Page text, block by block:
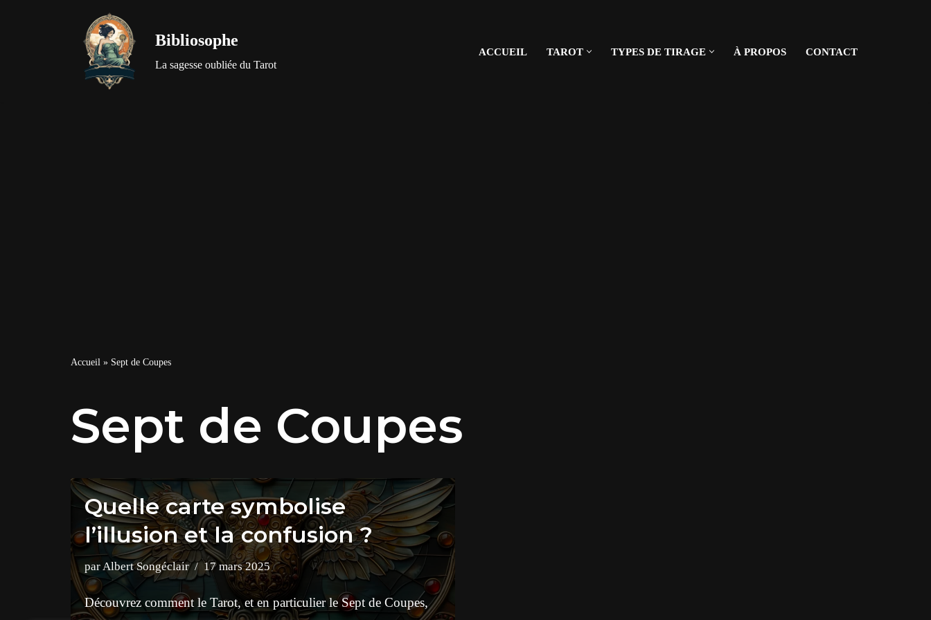
Bibliosophe
La sagesse oubliée du Tarot
ACCUEIL TAROT TYPES DE TIRAGE À PROPOS CONTACT
Accueil » Sept de Coupes
Sept de Coupes
Quelle carte symbolise
l’illusion et la confusion ?
parAlbert Songéclair 17 mars 2025
Découvrez comment le Tarot, et en particulier le Sept de Coupes,